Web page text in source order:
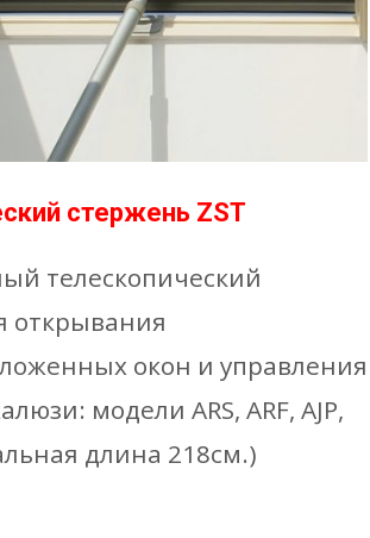
стержень ZST
телескопический
открывания
окон и управления
модели ARS, ARF, AJP,
длина 218см.)